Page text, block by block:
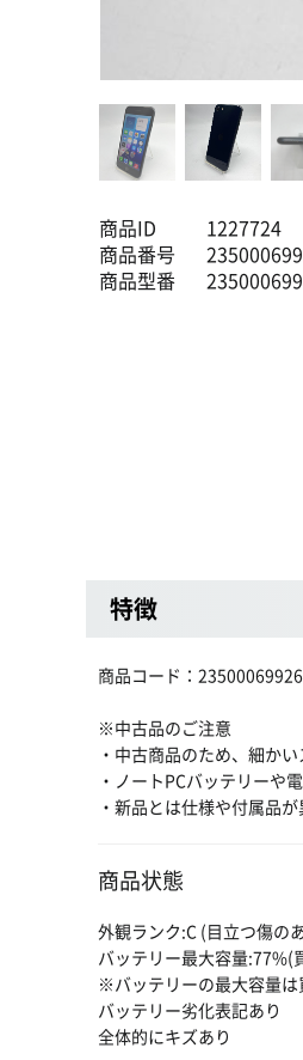
商品ID
1227724
商品番号
商品型番
特徴
商品コード：
※中古品のご注意
・中古商品のため、細か
・ノートPCバッテリーや
・新品とは仕様や付属品
商品状態
外観ランク:C (目立つ傷の
バッテリー最大容量:77%(
※バッテリーの最大容量は
バッテリー劣化表記あり
全体的にキズあり